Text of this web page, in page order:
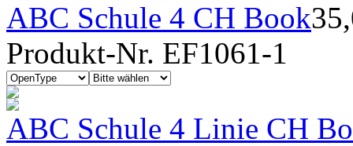
ABC Schule 4 CH Book
Produkt-Nr. EF1061-1
ABC Schule 4 Linie CH